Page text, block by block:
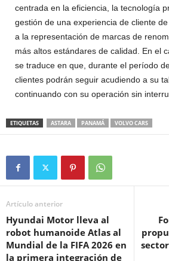
centrada en la eficiencia, la tecnología
gestión de una experiencia de cliente
a la representación de marcas de
más altos estándares de calidad. En el
se traduce en que, durante el período
clientes podrán seguir acudiendo a su
continuando con su operación sin
ETIQUETAS ASTARA PANAMÁ VOLVO CARS
Artículo anterior
Hyundai Motor lleva al
robot humanoide Atlas al
Mundial de la FIFA 2026 en
la primera integración de